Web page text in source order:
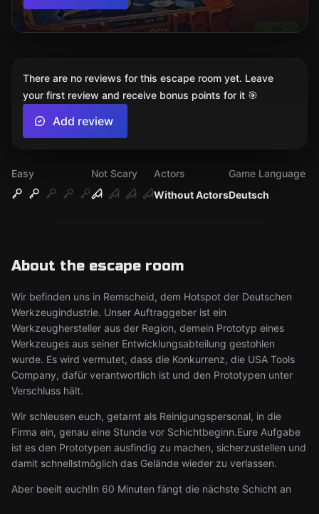
Easy
Not Scary
Without Actors
Actors
Deutsch
Game Language
About the escape room
Wir befinden uns in Remscheid, dem Hotspot der Deutschen
Werkzeugindustrie. Unser Auftraggeber ist ein
Werkzeughersteller aus der Region, demein Prototyp eines
Werkzeuges aus seiner Entwicklungsabteilung gestohlen
wurde. Es wird vermutet, dass die Konkurrenz, die USA Tools
Company, dafür verantwortlich ist und den Prototypen unter
Verschluss hält.
Wir schleusen euch, getarnt als Reinigungspersonal, in die
Firma ein, genau eine Stunde vor Schichtbeginn.Eure Aufgabe
ist es den Prototypen ausfindig zu machen, sicherzustellen und
damit schnellstmöglich das Gelände wieder zu verlassen.
Aber beeilt euch!In 60 Minuten fängt die nächste Schicht an
There are no reviews for this escape room yet. Leave
your first review and receive bonus points for it 🎯
Add review